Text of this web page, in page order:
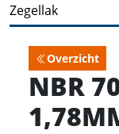
Zegellak
Overzicht
NBR